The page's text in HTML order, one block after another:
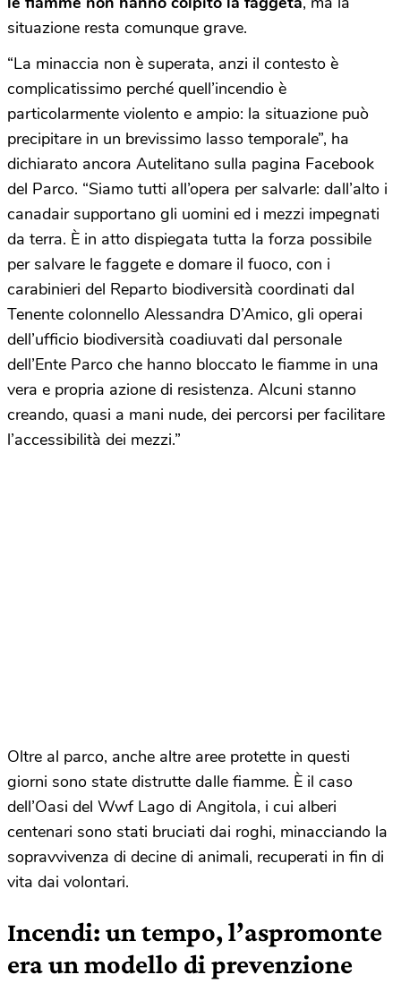
situazione resta comunque grave.
“La minaccia non è superata, anzi il contesto è
complicatissimo perché quell’incendio è
particolarmente violento e ampio: la situazione può
precipitare in un brevissimo lasso temporale”, ha
dichiarato ancora Autelitano sulla pagina Facebook
del Parco. “Siamo tutti all’opera per salvarle: dall’alto i
canadair supportano gli uomini ed i mezzi impegnati
da terra. È in atto dispiegata tutta la forza possibile
per salvare le faggete e domare il fuoco, con i
carabinieri del Reparto biodiversità coordinati dal
Tenente colonnello Alessandra D’Amico, gli operai
dell’ufficio biodiversità coadiuvati dal personale
dell’Ente Parco che hanno bloccato le fiamme in una
vera e propria azione di resistenza. Alcuni stanno
creando, quasi a mani nude, dei percorsi per facilitare
l’accessibilità dei mezzi.”
Oltre al parco, anche altre aree protette in questi
giorni sono state distrutte dalle fiamme. È il caso
dell’Oasi del Wwf Lago di Angitola, i cui alberi
centenari sono stati bruciati dai roghi, minacciando la
sopravvivenza di decine di animali, recuperati in fin di
vita dai volontari.
Incendi: un tempo, l’aspromonte
era un modello di prevenzione